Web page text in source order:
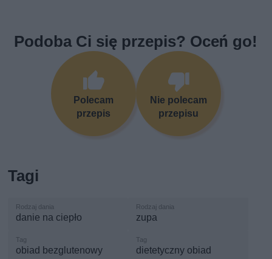
Podoba Ci się przepis? Oceń go!
Polecam
przepis
Nie polecam
przepisu
Tagi
danie na ciepło zupa
obiad bezglutenowy dietetyczny obiad